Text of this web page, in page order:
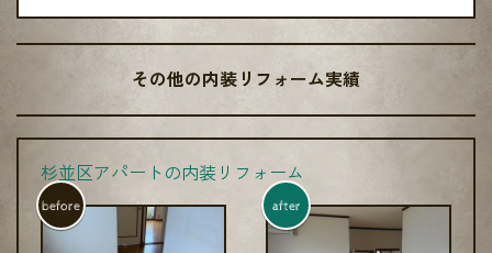
その他の内装リフォーム実績
杉並区アパートの内装リフォーム
before after